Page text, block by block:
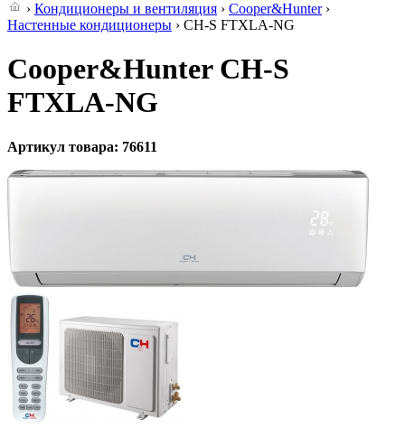
› Кондиционеры и вентиляция › Cooper&Hunter›
Настенные кондиционеры › CH-S FTXLA-NG
Cooper&Hunter CH-S
FTXLA-NG
Артикул товара: 76611